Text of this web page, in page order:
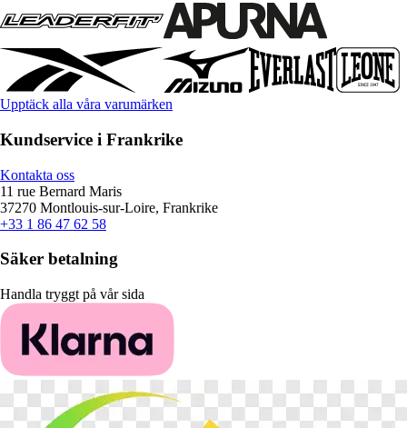
Upptäck alla våra varumärken
Kundservice i Frankrike
Kontakta oss
11 rue Bernard Maris
37270 Montlouis-sur-Loire, Frankrike
+33 1 86 47 62 58
Säker betalning
Handla tryggt på vår sida